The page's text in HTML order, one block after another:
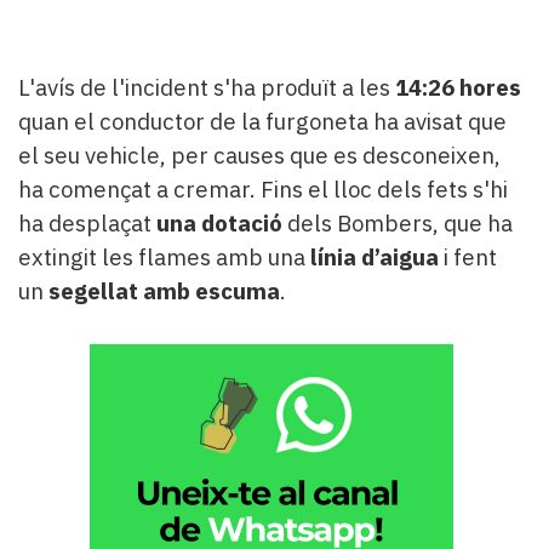
L'avís de l'incident s'ha produït a les 14:26 hores
quan el conductor de la furgoneta ha avisat que
el seu vehicle, per causes que es desconeixen,
ha començat a cremar. Fins el lloc dels fets s'hi
ha desplaçat una dotació dels Bombers, que ha
extingit les flames amb una línia d’aigua i fent
un segellat amb escuma.